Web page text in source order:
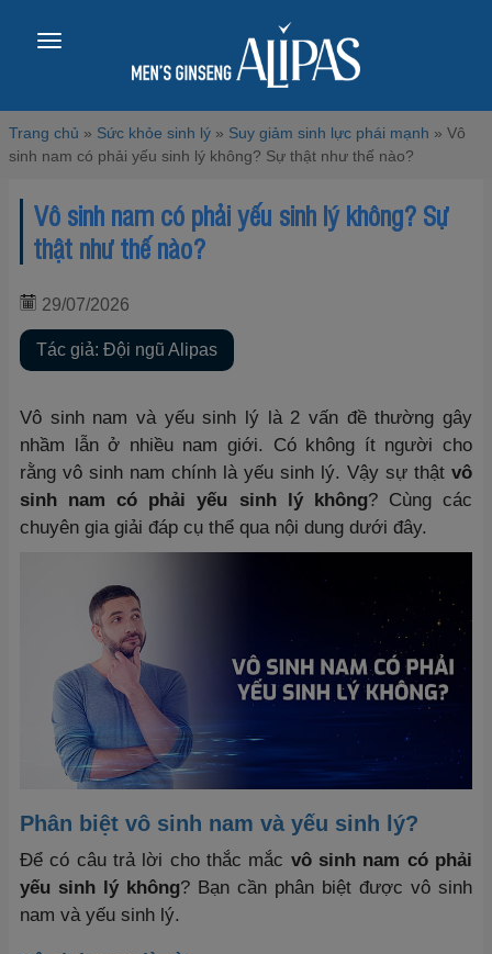
Toggle
Trang chủ » Sức khỏe sinh lý » Suy giảm sinh lực phái mạnh » Vô
sinh nam có phải yếu sinh lý không? Sự thật như thế nào?
Vô sinh nam có phải yếu sinh lý không? Sự
thật như thế nào?
29/07/2026
Tác giả: Đội ngũ Alipas
Vô sinh nam và yếu sinh lý là 2 vấn đề thường gây
nhầm lẫn ở nhiều nam giới. Có không ít người cho
rằng vô sinh nam chính là yếu sinh lý. Vậy sự thật vô
sinh nam có phải yếu sinh lý không? Cùng các
chuyên gia giải đáp cụ thể qua nội dung dưới đây.
Phân biệt vô sinh nam và yếu sinh lý?
Để có câu trả lời cho thắc mắc vô sinh nam có phải
yếu sinh lý không? Bạn cần phân biệt được vô sinh
nam và yếu sinh lý.